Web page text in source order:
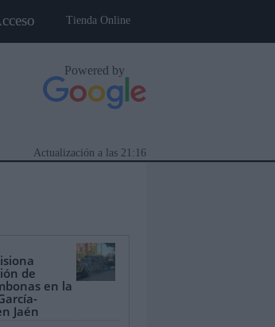
Tienda Online
Powered by
21:16
Actualización a las
Gente
de
en la
Jaén